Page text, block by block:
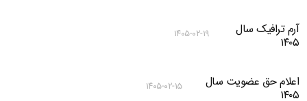
آرم ترافیک سال
۱۴۰۵
۱۴۰۵-۰۲-۱۹
اعلام حق عضویت سال
۱۴۰۵
۱۴۰۵-۰۲-۱۵